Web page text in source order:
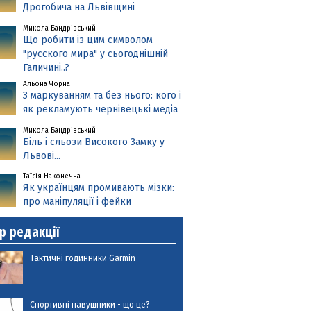
Дрогобича на Львівщині
Микола Бандрівський
Що робити із цим символом
"русского мира" у сьогоднішній
Галичині..?
Альона Чорна
З маркуванням та без нього: кого і
як рекламують чернівецькі медіа
Микола Бандрівський
Біль і сльози Високого Замку у
Львові...
Таїсія Наконечна
Як українцям промивають мізки:
про маніпуляції і фейки
редакції
Тактичні годинники Garmin
Спортивні навушники - що це?